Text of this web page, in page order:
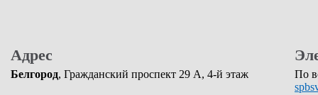
Адрес
Белгород, Гражданский проспект 29 А, 4-й этаж
По